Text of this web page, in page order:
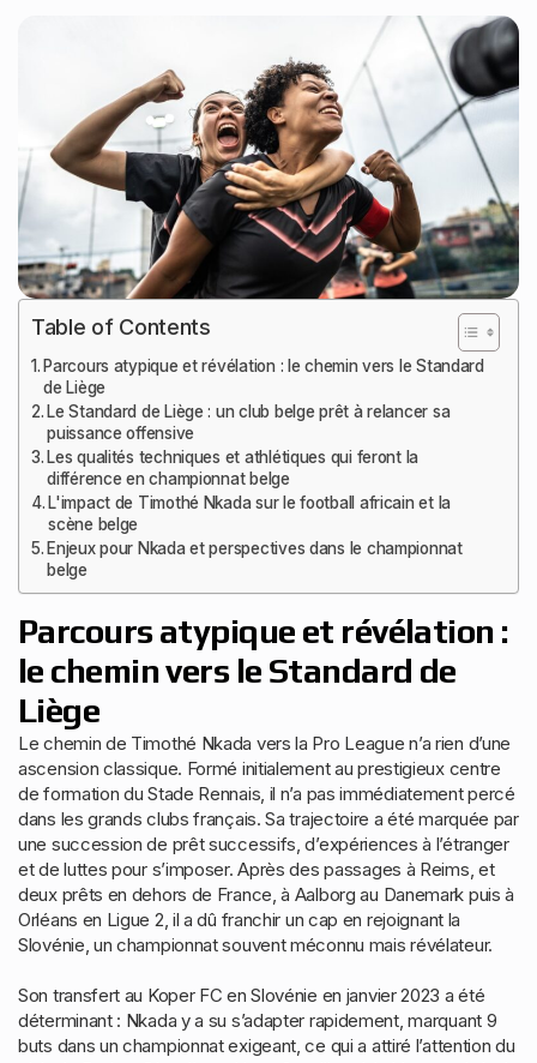
Table of Contents
Parcours atypique et révélation : le chemin vers le Standard
de Liège
Le Standard de Liège : un club belge prêt à relancer sa
puissance offensive
Les qualités techniques et athlétiques qui feront la
différence en championnat belge
L'impact de Timothé Nkada sur le football africain et la
scène belge
Enjeux pour Nkada et perspectives dans le championnat
belge
Parcours atypique et révélation :
le chemin vers le Standard de
Liège
Le chemin de Timothé Nkada vers la Pro League n’a rien d’une
ascension classique. Formé initialement au prestigieux centre
de formation du Stade Rennais, il n’a pas immédiatement percé
dans les grands clubs français. Sa trajectoire a été marquée par
une succession de prêt successifs, d’expériences à l’étranger
et de luttes pour s’imposer. Après des passages à Reims, et
deux prêts en dehors de France, à Aalborg au Danemark puis à
Orléans en Ligue 2, il a dû franchir un cap en rejoignant la
Slovénie, un championnat souvent méconnu mais révélateur.
Son transfert au Koper FC en Slovénie en janvier 2023 a été
déterminant : Nkada y a su s’adapter rapidement, marquant 9
buts dans un championnat exigeant, ce qui a attiré l’attention du